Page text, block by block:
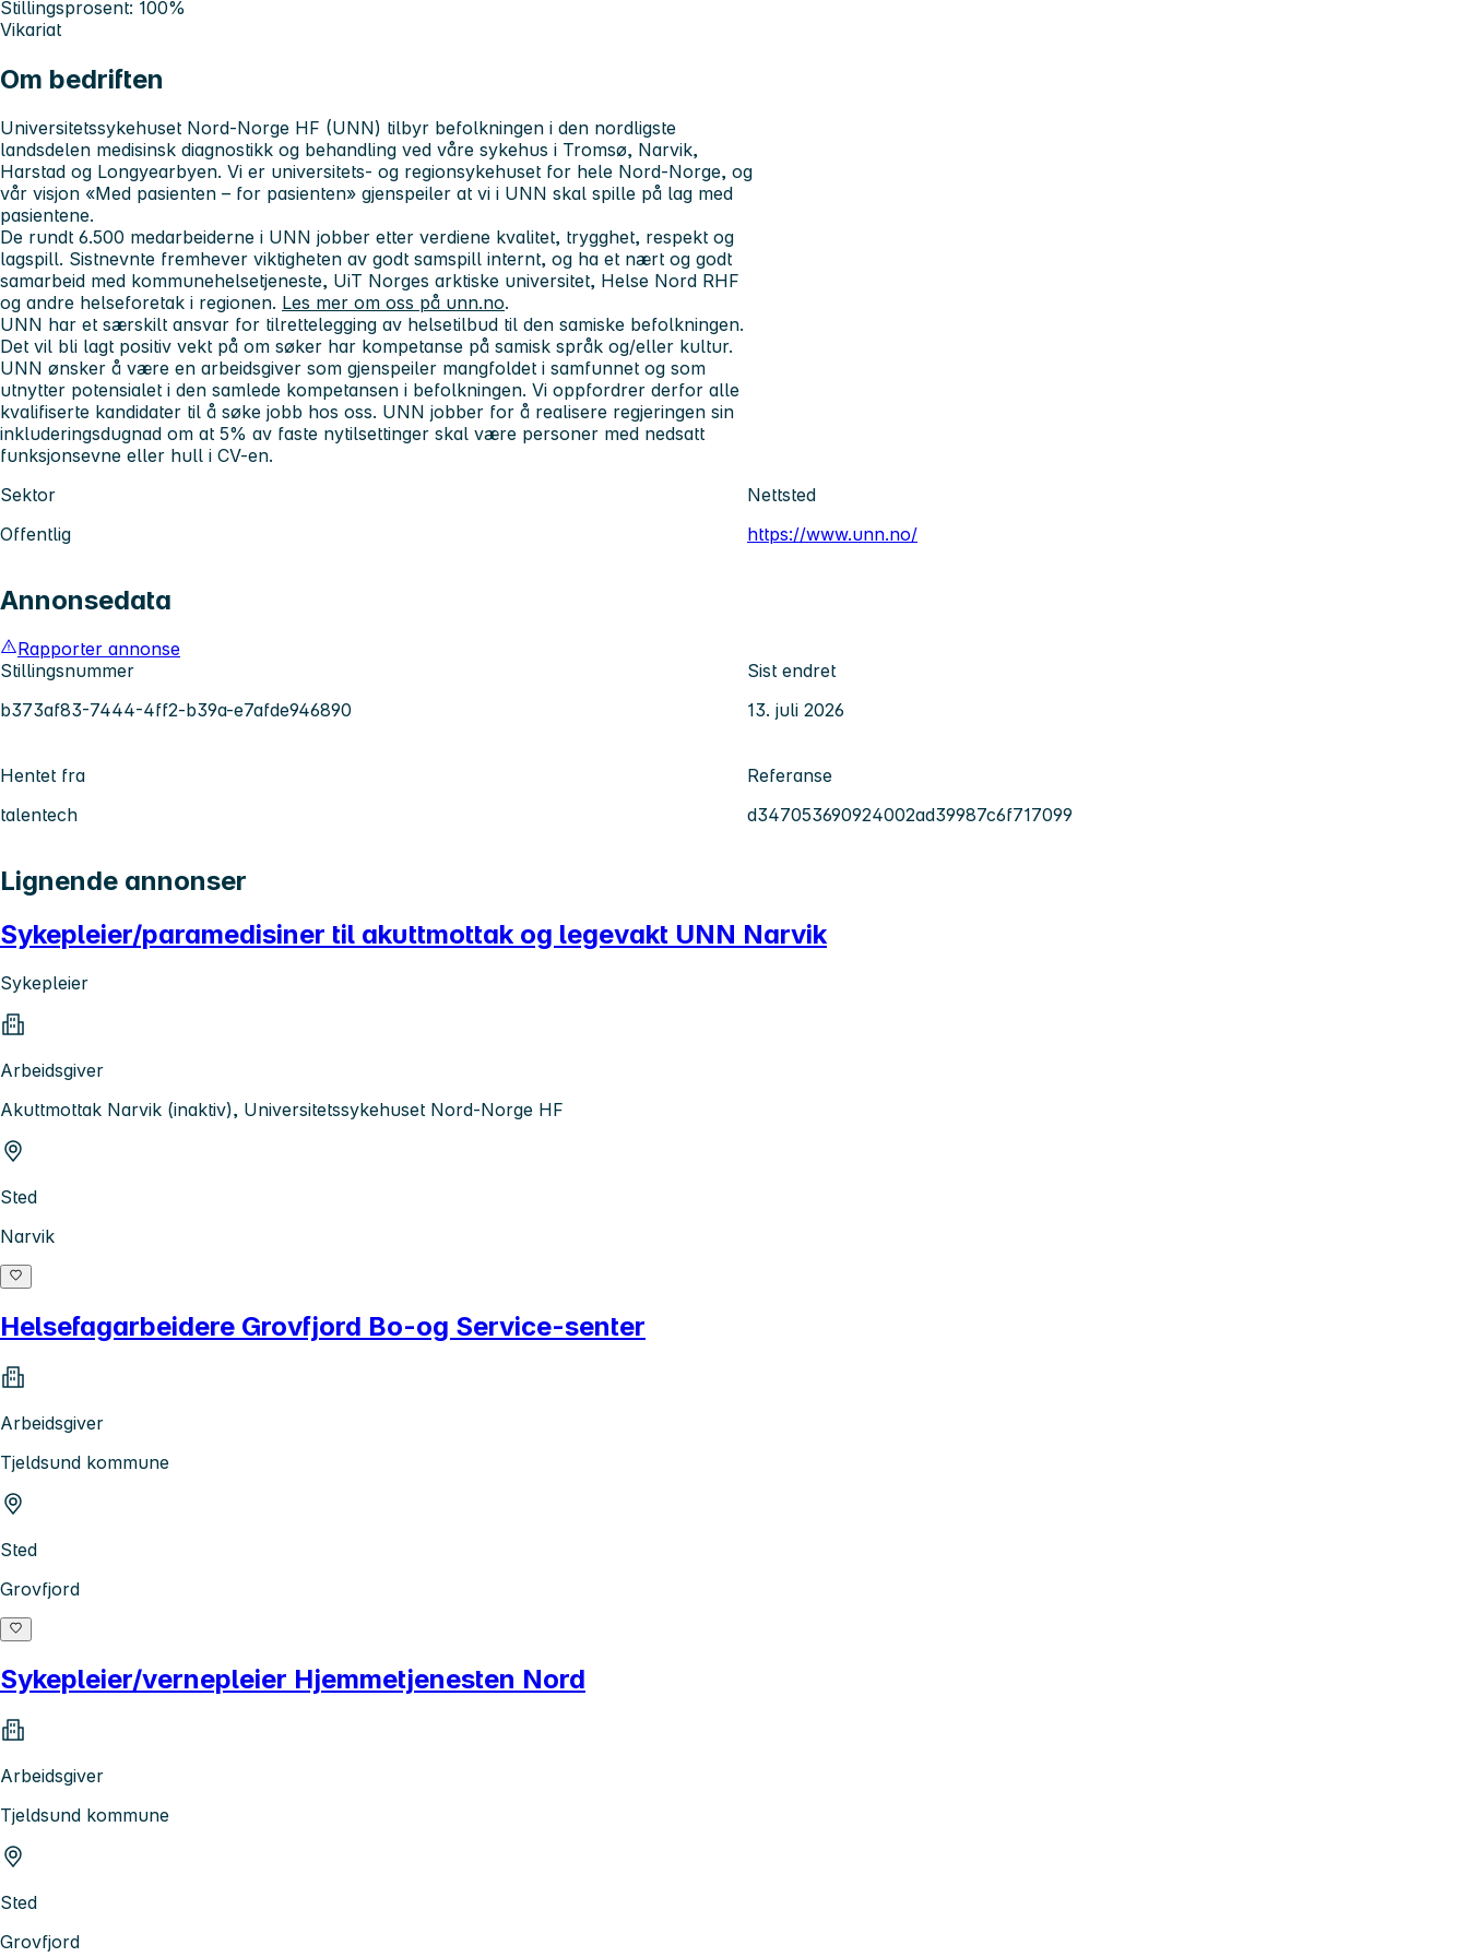
Stillingsprosent: 100%
Vikariat
Om bedriften
Universitetssykehuset Nord-Norge HF (UNN) tilbyr befolkningen i den nordligste
landsdelen medisinsk diagnostikk og behandling ved våre sykehus i Tromsø, Narvik,
Harstad og Longyearbyen. Vi er universitets- og regionsykehuset for hele Nord-Norge, og
vår visjon «Med pasienten – for pasienten» gjenspeiler at vi i UNN skal spille på lag med
pasientene.
De rundt 6.500 medarbeiderne i UNN jobber etter verdiene kvalitet, trygghet, respekt og
lagspill. Sistnevnte fremhever viktigheten av godt samspill internt, og ha et nært og godt
samarbeid med kommunehelsetjeneste, UiT Norges arktiske universitet, Helse Nord RHF
og andre helseforetak i regionen. Les mer om oss på unn.no.
UNN har et særskilt ansvar for tilrettelegging av helsetilbud til den samiske befolkningen.
Det vil bli lagt positiv vekt på om søker har kompetanse på samisk språk og/eller kultur.
UNN ønsker å være en arbeidsgiver som gjenspeiler mangfoldet i samfunnet og som
utnytter potensialet i den samlede kompetansen i befolkningen. Vi oppfordrer derfor alle
kvalifiserte kandidater til å søke jobb hos oss. UNN jobber for å realisere regjeringen sin
inkluderingsdugnad om at 5% av faste nytilsettinger skal være personer med nedsatt
funksjonsevne eller hull i CV-en.
Sektor
Offentlig
Nettsted
https://www.unn.no/
Annonsedata
Rapporter annonse
Stillingsnummer
b373af83-7444-4ff2-b39a-e7afde946890
Sist endret
13. juli 2026
Hentet fra
talentech
Referanse
d347053690924002ad39987c6f717099
Lignende annonser
Sykepleier/paramedisiner til akuttmottak og legevakt UNN Narvik
Sykepleier
Arbeidsgiver
Akuttmottak Narvik (inaktiv), Universitetssykehuset Nord-Norge HF
Sted
Narvik
Helsefagarbeidere Grovfjord Bo-og Service-senter
Arbeidsgiver
Tjeldsund kommune
Sted
Grovfjord
Sykepleier/vernepleier Hjemmetjenesten Nord
Arbeidsgiver
Tjeldsund kommune
Sted
Grovfjord